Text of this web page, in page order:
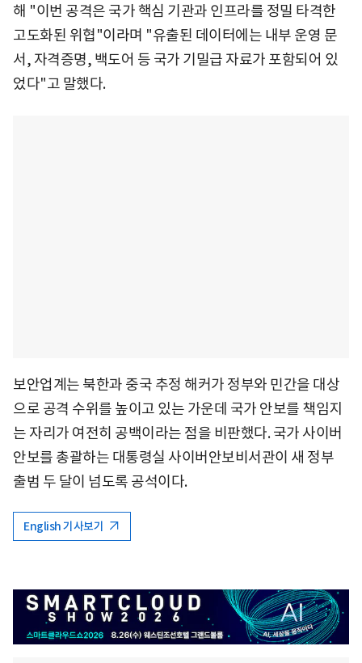
해 "이번 공격은 국가 핵심 기관과 인프라를 정밀 타격한
고도화된 위협"이라며 "유출된 데이터에는 내부 운영 문
서, 자격증명, 백도어 등 국가 기밀급 자료가 포함되어 있
었다"고 말했다.
보안업계는 북한과 중국 추정 해커가 정부와 민간을 대상
으로 공격 수위를 높이고 있는 가운데 국가 안보를 책임지
는 자리가 여전히 공백이라는 점을 비판했다. 국가 사이버
안보를 총괄하는 대통령실 사이버안보비서관이 새 정부
출범 두 달이 넘도록 공석이다.
English 기사보기